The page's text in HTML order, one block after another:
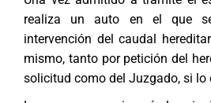
realiza un auto en el que
intervención del caudal
mismo, tanto por petición del
solicitud como del Juzgado, si lo